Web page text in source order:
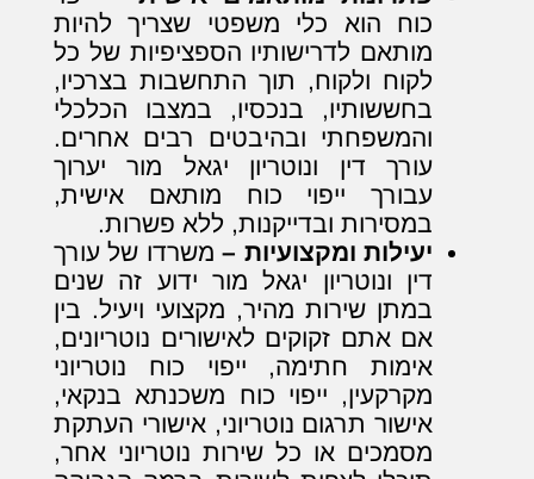
כוח הוא כלי משפטי שצריך להיות
מותאם לדרישותיו הספציפיות של כל
לקוח ולקוח, תוך התחשבות בצרכיו,
בחששותיו, בנכסיו, במצבו הכלכלי
והמשפחתי ובהיבטים רבים אחרים.
עורך דין ונוטריון יגאל מור יערוך
עבורך ייפוי כוח מותאם אישית,
במסירות ובדייקנות, ללא פשרות.
יעילות ומקצועיות –משרדו של עורך
דין ונוטריון יגאל מור ידוע זה שנים
במתן שירות מהיר, מקצועי ויעיל. בין
אם אתם זקוקים לאישורים נוטריונים,
אימות חתימה, ייפוי כוח נוטריוני
מקרקעין, ייפוי כוח משכנתא בנקאי,
אישור תרגום נוטריוני, אישורי העתקת
מסמכים או כל שירות נוטריוני אחר,